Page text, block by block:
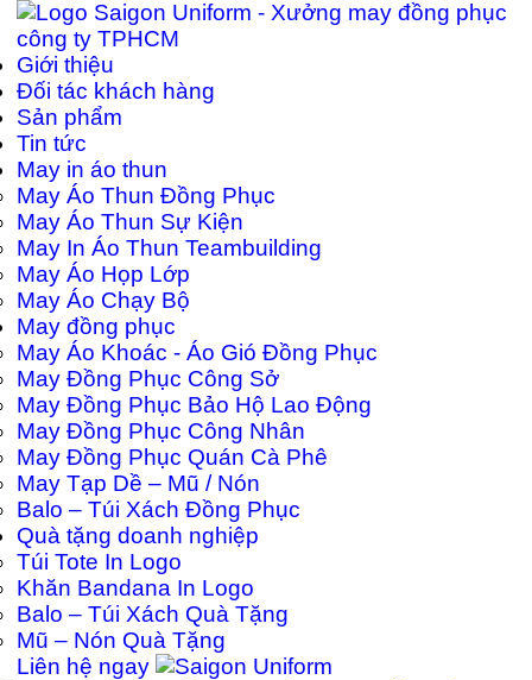
Giới thiệu
Đối tác khách hàng
Sản phẩm
Tin tức
May in áo thun
May Áo Thun Đồng Phục
May Áo Thun Sự Kiện
May In Áo Thun Teambuilding
May Áo Họp Lớp
May Áo Chạy Bộ
May đồng phục
May Áo Khoác - Áo Gió Đồng Phục
May Đồng Phục Công Sở
May Đồng Phục Bảo Hộ Lao Động
May Đồng Phục Công Nhân
May Đồng Phục Quán Cà Phê
May Tạp Dề – Mũ / Nón
Balo – Túi Xách Đồng Phục
Quà tặng doanh nghiệp
Túi Tote In Logo
Khăn Bandana In Logo
Balo – Túi Xách Quà Tặng
Mũ – Nón Quà Tặng
Liên hệ ngay